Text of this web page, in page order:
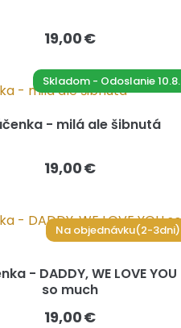
19,00 €
Skladom - Odoslanie 10.8.
- milá ale šibnutá
19,00 €
Na objednávku(2-3dni)
- DADDY, WE LOVE YOU
so much
19,00 €